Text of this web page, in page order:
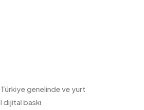
genelinde ve yurt
dijital baskı